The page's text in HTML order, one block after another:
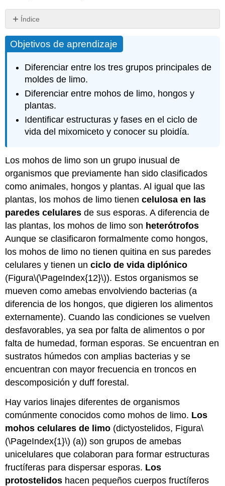
Índice
de
aprendizaje
Dictyostelidos
Protostélidos
Moldes
de
limo
plasmodial
(mixogastria)
Diversidad
de
esporocarpos
Ciclo
Vida
Resumen
Atribuciones
Objetivos de aprendizaje
Diferenciar entre los tres grupos principales de
moldes de limo.
Diferenciar entre mohos de limo, hongos y
plantas.
Identificar estructuras y fases en el ciclo de
vida del mixomiceto y conocer su ploidía.
Los mohos de limo son un grupo inusual de
organismos que previamente han sido clasificados
como animales, hongos y plantas. Al igual que las
plantas, los mohos de limo tienencelulosa en las
paredes celulares de sus esporas. A diferencia de
las plantas, los mohos de limo son heterótrofos
Aunque se clasificaron formalmente como hongos,
los mohos de limo no tienen quitina en sus paredes
celulares y tienen unciclo de vida diplónico
(Figura\(\PageIndex{12}\)). Estos organismos se
mueven como amebas envolviendo bacterias (a
diferencia de los hongos, que digieren los alimentos
externamente). Cuando las condiciones se vuelven
desfavorables, ya sea por falta de alimentos o por
falta de humedad, forman esporas. Se encuentran en
sustratos húmedos con amplias bacterias y se
encuentran con mayor frecuencia en troncos en
descomposición y duff forestal.
Hay varios linajes diferentes de organismos
comúnmente conocidos como mohos de limo. Los
mohos celulares de limo (dictyostelidos, Figura\
(\PageIndex{1}\) (a)) son grupos de amebas
unicelulares que colaboran para formar estructuras
fructíferas para dispersar esporas. Los
protostelidos hacen pequeños cuerpos fructíferos